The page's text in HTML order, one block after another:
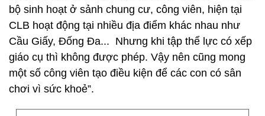
bộ sinh hoạt ở sảnh chung cư, công viên, hiện tại
CLB hoạt động tại nhiều địa điểm khác nhau như
Cầu Giấy, Đống Đa... Nhưng khi tập thể lực có xếp
giáo cụ thì không được phép. Vậy nên cũng mong
một số công viên tạo điều kiện để các con có sân
chơi vì sức khoẻ”.